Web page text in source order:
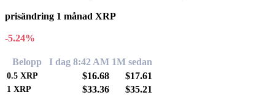
prisändring 1 månad XRP
-5.24%
Belopp I dag 8:42 AM 1M sedan
0.5 XRP $16.68 $17.61
1 XRP $33.36 $35.21